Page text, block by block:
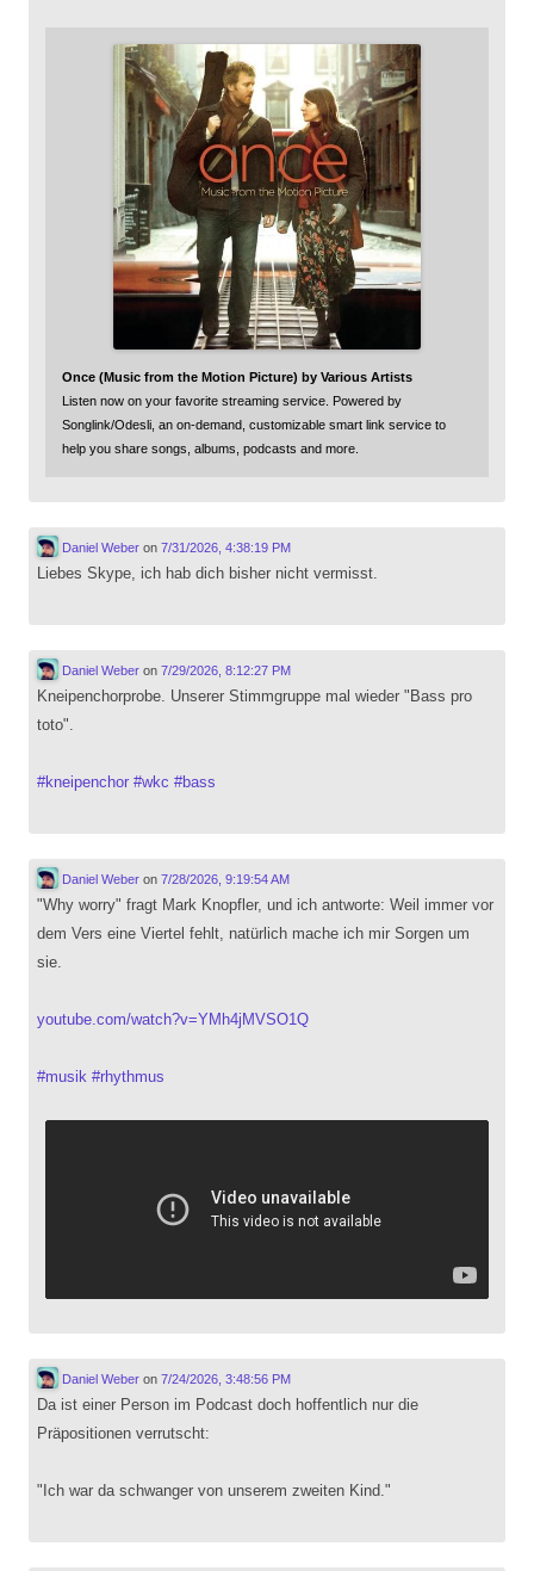
Once (Music from the Motion Picture) by Various Artists
Listen now on your favorite streaming service. Powered by
Songlink/Odesli, an on-demand, customizable smart link service to
help you share songs, albums, podcasts and more.
Daniel Weberon 7/31/2026, 4:38:19 PM
Liebes Skype, ich hab dich bisher nicht vermisst.
Daniel Weberon 7/29/2026, 8:12:27 PM
Kneipenchorprobe. Unserer Stimmgruppe mal wieder "Bass pro
toto".
#kneipenchor #wkc #bass
Daniel Weberon 7/28/2026, 9:19:54 AM
"Why worry" fragt Mark Knopfler, und ich antworte: Weil immer vor
dem Vers eine Viertel fehlt, natürlich mache ich mir Sorgen um
sie.
youtube.com/watch?v=YMh4jMVSO1Q
#musik #rhythmus
Daniel Weberon 7/24/2026, 3:48:56 PM
Da ist einer Person im Podcast doch hoffentlich nur die
Präpositionen verrutscht:
"Ich war da schwanger von unserem zweiten Kind."